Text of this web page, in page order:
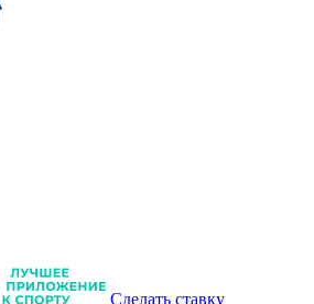
Сделать ставку